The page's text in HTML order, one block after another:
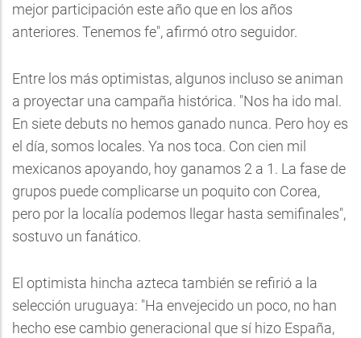
mejor participación este año que en los años
anteriores. Tenemos fe", afirmó otro seguidor.
Entre los más optimistas, algunos incluso se animan
a proyectar una campaña histórica. "Nos ha ido mal.
En siete debuts no hemos ganado nunca. Pero hoy es
el día, somos locales. Ya nos toca. Con cien mil
mexicanos apoyando, hoy ganamos 2 a 1. La fase de
grupos puede complicarse un poquito con Corea,
pero por la localía podemos llegar hasta semifinales",
sostuvo un fanático.
El optimista hincha azteca también se refirió a la
selección uruguaya: "Ha envejecido un poco, no han
hecho ese cambio generacional que sí hizo España,